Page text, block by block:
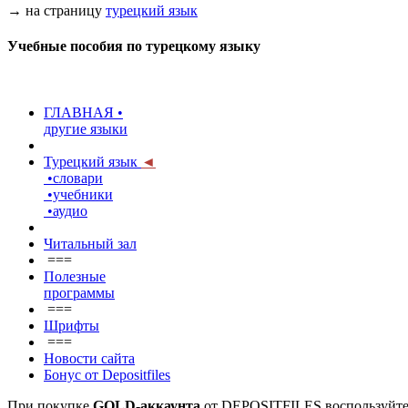
→ на страницу турецкий язык
Учебные пособия по турецкому языку
ГЛАВНАЯ •
другие языки
Турецкий язык ◄
•словари
•учебники
•аудио
Читальный зал
===
Полезные
программы
===
Шрифты
===
Новости сайта
Бонус от Depositfiles